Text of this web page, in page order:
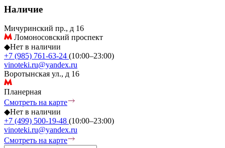
Наличие
Мичуринский пр., д 16
Ломоносовский проспект
◆Нет в наличии
+7 (985) 761-63-24 (10:00–23:00)
vinoteki.ru@yandex.ru
Воротынская ул., д 16
Планерная
Смотреть на карте
◆Нет в наличии
+7 (499) 500-19-48 (10:00–23:00)
vinoteki.ru@yandex.ru
Смотреть на карте